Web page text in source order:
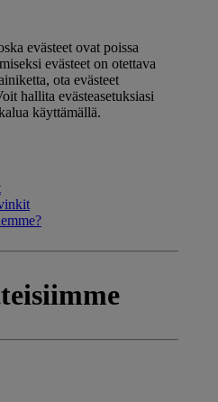
evästeet ovat poissa
evästeet on otettava
ota evästeet
hallita evästeasetuksiasi
käyttämällä.